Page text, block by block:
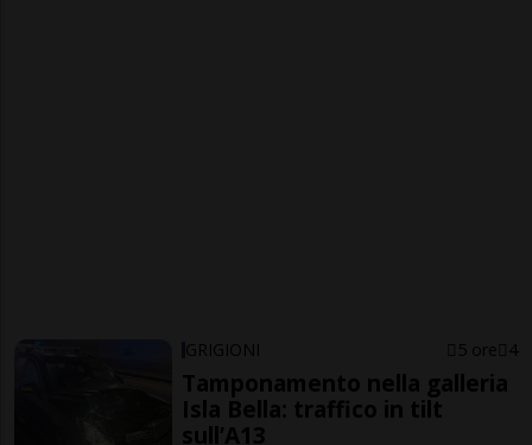
GRIGIONI 5 ore 4
Tamponamento nella galleria
Isla Bella: traffico in tilt
sull’A13